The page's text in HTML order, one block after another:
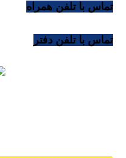
تماس با تلفن همراه
تماس با تلفن دفتر